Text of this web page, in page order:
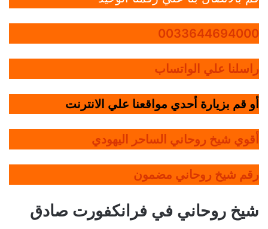
0033644694000
راسلنا علي الواتساب
أو قم بزيارة أحدي مواقعنا علي الانترنت
أقوي شيخ روحاني الساحر اليهودي
رقم شيخ روحاني مضمون
شيخ روحاني في فرانكفورت صادق